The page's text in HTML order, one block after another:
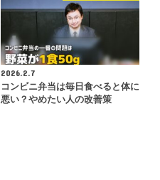
2026.2.7
コンビニ弁当は毎日食べると体に
悪い？やめたい人の改善策